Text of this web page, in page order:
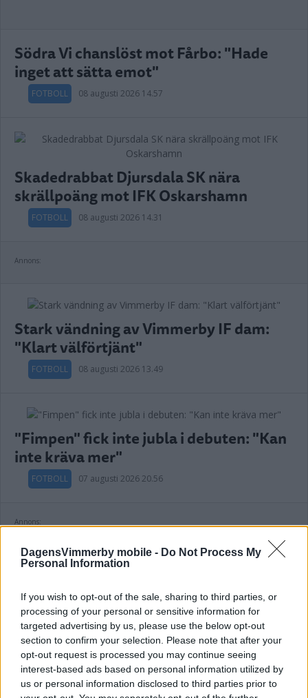
DagensVimmerby mobile - Do Not Process My
Personal Information
If you wish to opt-out of the sale, sharing to third parties, or
processing of your personal or sensitive information for
targeted advertising by us, please use the below opt-out
section to confirm your selection. Please note that after your
opt-out request is processed you may continue seeing
interest-based ads based on personal information utilized by
us or personal information disclosed to third parties prior to
Södra Vi chanslöst mot Fårbo: "Hade
inget att sätta emot"
FOTBOLL 08 augusti 2026 14.57
Skadedrabbat Djursdala SK nära
skrällpoäng mot IFK Oskarshamn
FOTBOLL 08 augusti 2026 14.31
Annons:
Stark vändning av Vimmerby IF dam:
"Klart välförtjänt"
FOTBOLL 08 augusti 2026 13.49
"Fimpen" fick inte jubla i debuten: "Kan
inte kräva mer"
FOTBOLL 07 augusti 2026 20.56
Annons:
Lindgren nöjd: "Nödvändigt om vi ska
kriga om seriesegern"
FOTBOLL 07 augusti 2026 20.42